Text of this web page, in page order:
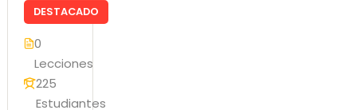
DESTACADO
0
Lecciones
225
Estudiantes